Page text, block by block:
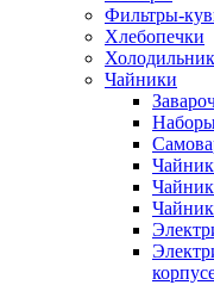
Фильтры-
Хлебопечки
Чайники